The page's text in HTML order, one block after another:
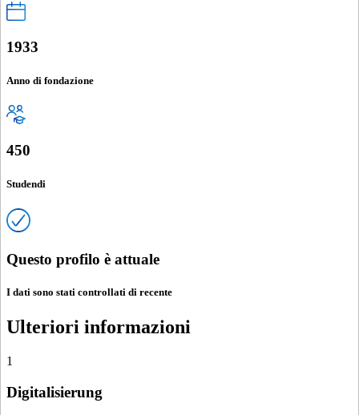
1933
Anno di fondazione
450
Studendi
Questo profilo è attuale
I dati sono stati controllati di recente
Ulteriori informazioni
1
Digitalisierung